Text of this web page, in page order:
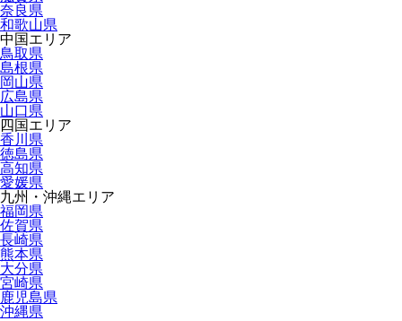
奈良県
和歌山県
中国エリア
鳥取県
島根県
岡山県
広島県
山口県
四国エリア
香川県
徳島県
高知県
愛媛県
九州・沖縄エリア
福岡県
佐賀県
長崎県
熊本県
大分県
宮崎県
鹿児島県
沖縄県